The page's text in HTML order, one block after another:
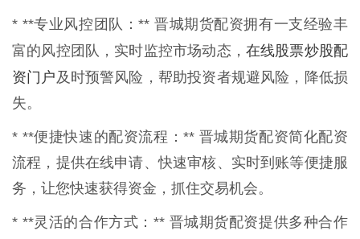
* **专业风控团队：** 晋城期货配资拥有一支经验丰
富的风控团队，实时监控市场动态， 在线股票炒股配
资门户及时预警风险，帮助投资者规避风险，降低损
失。
* **便捷快速的配资流程：** 晋城期货配资简化配资
流程，提供在线申请、快速审核、实时到账等便捷服
务，让您快速获得资金，抓住交易机会。
* **灵活的合作方式：** 晋城期货配资提供多种合作